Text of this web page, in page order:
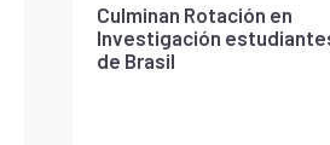
Culminan Rotación en
Investigación
de Brasil